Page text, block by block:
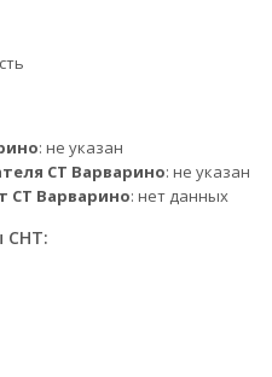
: не указан
СТ Варварино: не указан
СТ Варварино: нет данных
СНТ: